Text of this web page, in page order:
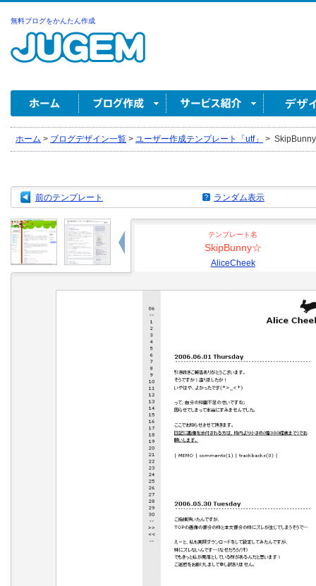
無料ブログをかんたん作成
ホーム > ブログデザイン一覧 > ユーザー作成テンプレート「utf」 >
前のテンプレート ランダム表示
テンプレート名
SkipBunny☆
AliceCheek